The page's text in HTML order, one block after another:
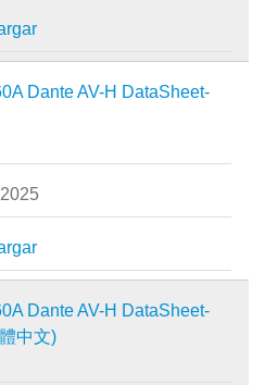
Dante AV-H DataSheet-
Dante AV-H DataSheet-
中文)